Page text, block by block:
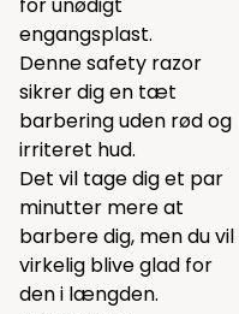
engangsplast.
Denne safety razor
sikrer dig en tæt
barbering uden rød og
irriteret hud.
Det vil tage dig et par
minutter mere at
barbere dig, men du vil
virkelig blive glad for
den i længden.